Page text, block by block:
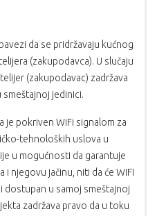
da se pridržavaju kućnog
(zakupodavca). U slučaju
(zakupodavac) zadržava
smeštajnoj jedinici.
pokriven WiFi signalom za
tehnoloških uslova u
u mogućnosti da garantuje
njegovu jačinu, niti da će WIFI
u samoj smeštajnoj
zadržava pravo da u toku